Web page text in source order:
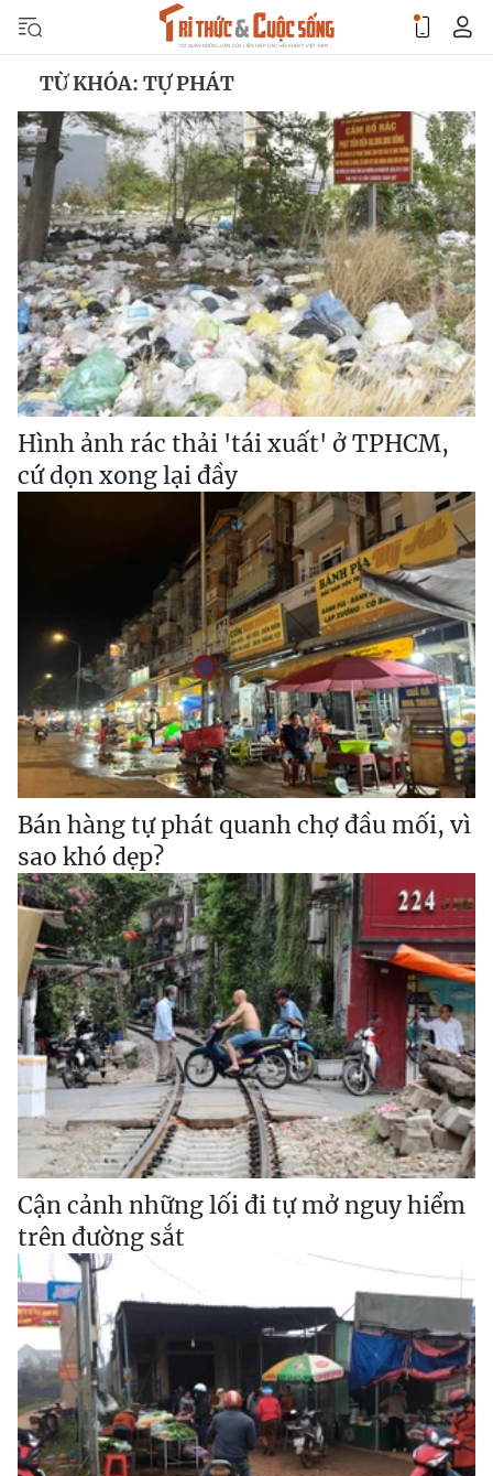
TỪ KHÓA: TỰ PHÁT
Hình ảnh rác thải 'tái xuất' ở TPHCM,
cứ dọn xong lại đầy
Bán hàng tự phát quanh chợ đầu mối, vì
sao khó dẹp?
Cận cảnh những lối đi tự mở nguy hiểm
trên đường sắt